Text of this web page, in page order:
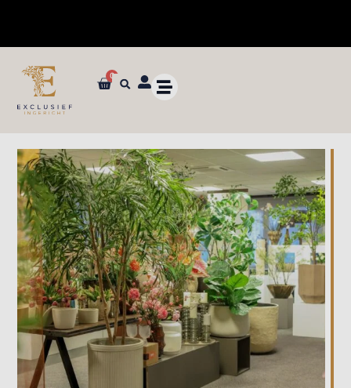
✓ Op werkdagen binnen 24u verzonden
0